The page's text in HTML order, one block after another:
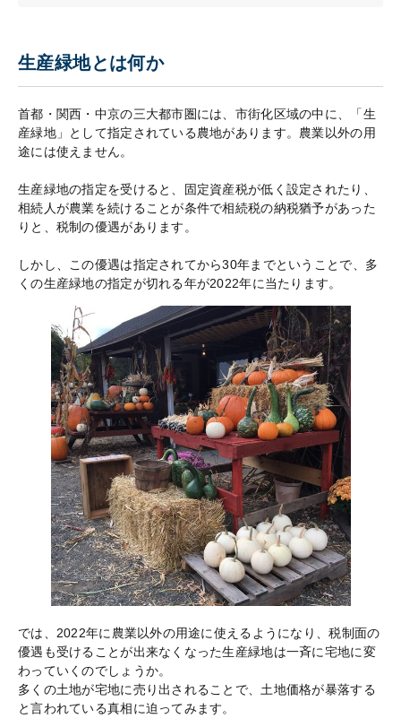
生産緑地とは何か
首都・関西・中京の三大都市圏には、市街化区域の中に、「生
産緑地」として指定されている農地があります。農業以外の用
途には使えません。
生産緑地の指定を受けると、固定資産税が低く設定されたり、
相続人が農業を続けることが条件で相続税の納税猶予があった
りと、税制の優遇があります。
しかし、この優遇は指定されてから30年までということで、多
くの生産緑地の指定が切れる年が2022年に当たります。
では、2022年に農業以外の用途に使えるようになり、税制面の
優遇も受けることが出来なくなった生産緑地は一斉に宅地に変
わっていくのでしょうか。
多くの土地が宅地に売り出されることで、土地価格が暴落する
と言われている真相に迫ってみます。